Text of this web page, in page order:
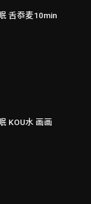
#ASMR #白喵助眠 舌忝麦10min
#ASMR #白喵助眠 KOU水 画画